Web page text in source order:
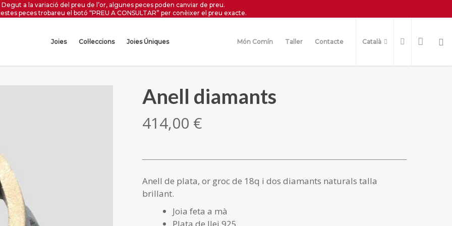
Degut a la variació del preu de l’or, algunes peces poden canviar de preu.
peces trobareu el botó “PREU A CONSULTAR” per conèixer el preu exacte.
Joies Col·leccions Joies Úniques Món Comín Taller Contacte Català
Anell diamants
414,00 €
Anell de plata, or groc de 18q i dos diamants naturals talla
brillant.
Joia feta a mà